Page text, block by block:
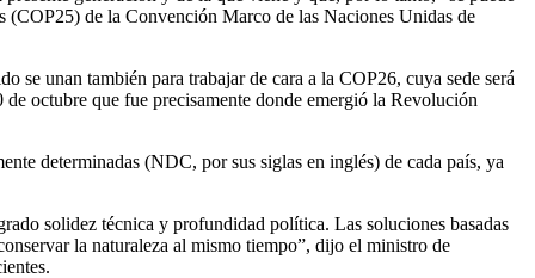
(COP25) de la Convención Marco de las Naciones Unidas de
unan también para trabajar de cara a la COP26, cuya sede será
octubre que fue precisamente donde emergió la Revolución
determinadas (NDC, por sus siglas en inglés) de cada país, ya
solidez técnica y profundidad política. Las soluciones basadas
la naturaleza al mismo tiempo”, dijo el ministro de